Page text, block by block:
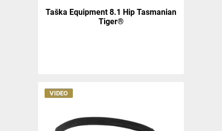
Taška Equipment 8.1 Hip Tasmanian
Tiger®
VIDEO